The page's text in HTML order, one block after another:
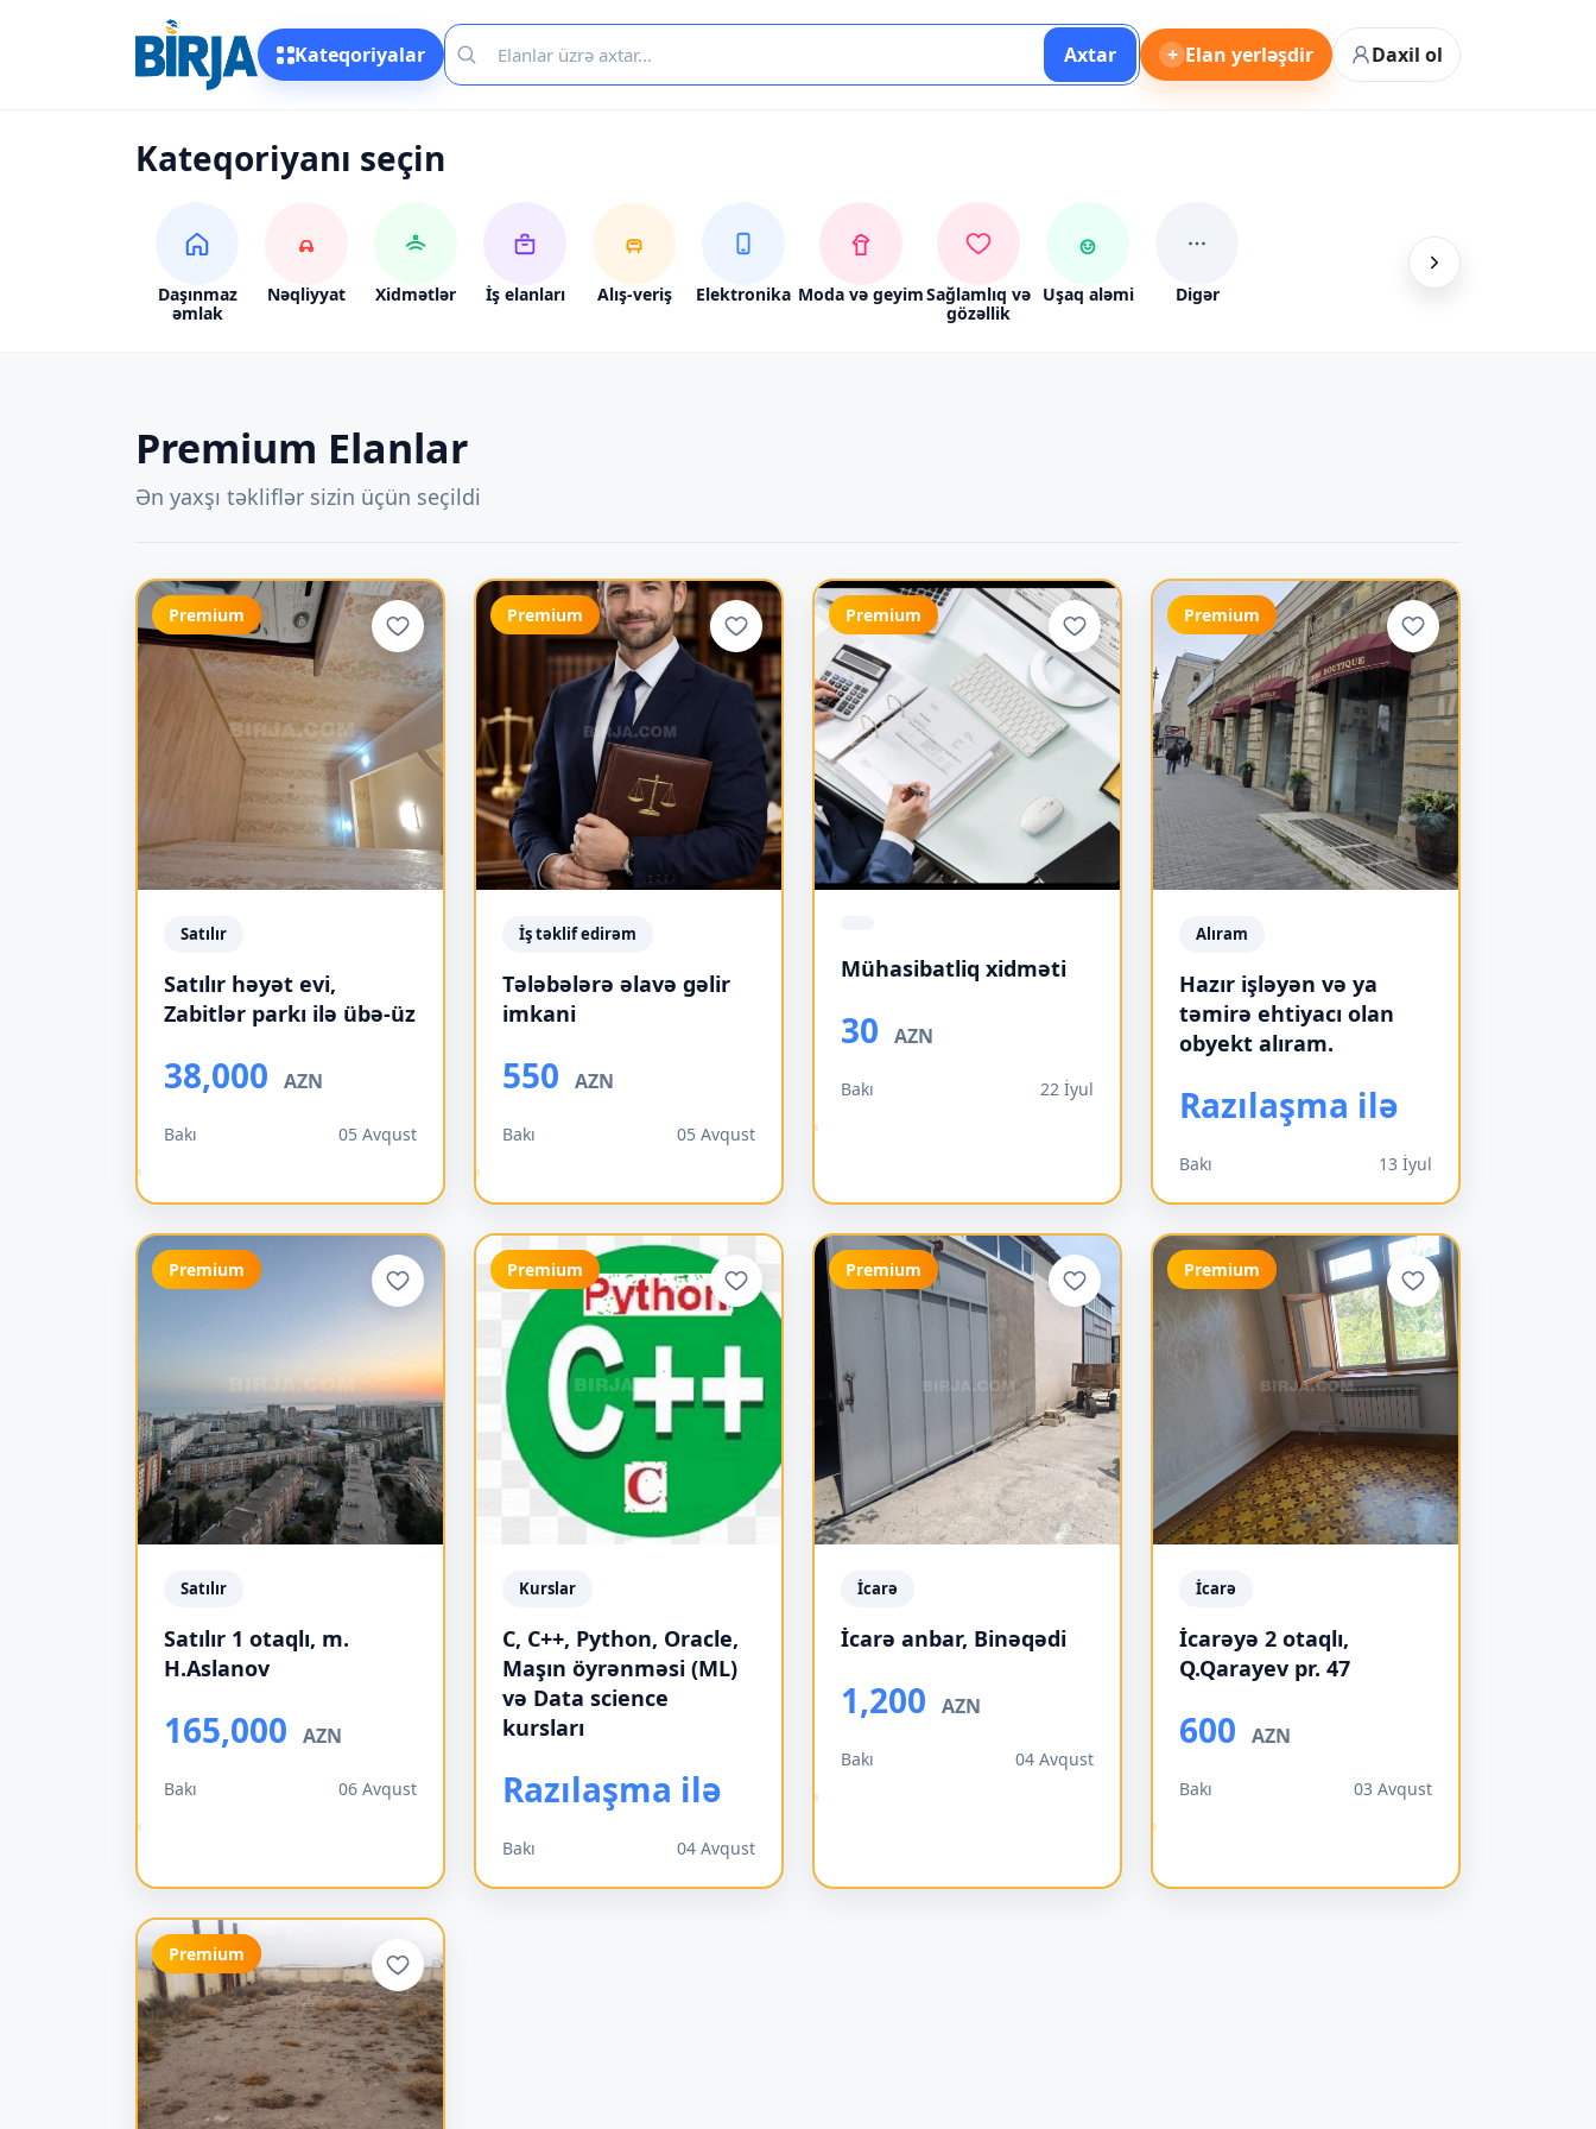
Kateqoriyalar Axtar + Elan yerləşdir Daxil ol
Kateqoriyanı seçin
Daşınmaz
əmlak
Nəqliyyat Xidmətlər İş elanları Alış-veriş Elektronika Moda və geyimSağlamlıq və
gözəllik
Uşaq aləmi Digər
Premium Elanlar
Ən yaxşı təkliflər sizin üçün seçildi
Premium
Satılır
Satılır həyət evi,
Zabitlər parkı ilə übə-üz
38,000 AZN
Bakı 05 Avqust
Premium
İş təklif edirəm
Tələbələrə əlavə gəlir
imkani
550 AZN
Bakı 05 Avqust
Premium
Mühasibatliq xidməti
30 AZN
Bakı 22 İyul
Premium
Alıram
Hazır işləyən və ya
təmirə ehtiyacı olan
obyekt alıram.
Razılaşma ilə
Bakı 13 İyul
Premium
Satılır
Satılır 1 otaqlı, m.
H.Aslanov
165,000 AZN
Bakı 06 Avqust
Premium
Kurslar
C, C++, Python, Oracle,
Maşın öyrənməsi (ML)
və Data science
kursları
Razılaşma ilə
Bakı 04 Avqust
Premium
İcarə
İcarə anbar, Binəqədi
1,200 AZN
Bakı 04 Avqust
Premium
İcarə
İcarəyə 2 otaqlı,
Q.Qarayev pr. 47
600 AZN
Bakı 03 Avqust
Premium